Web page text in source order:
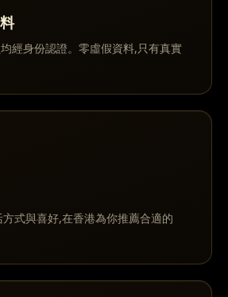
經身份認證。零虛假資料,只有真實
式與喜好,在香港為你推薦合適的